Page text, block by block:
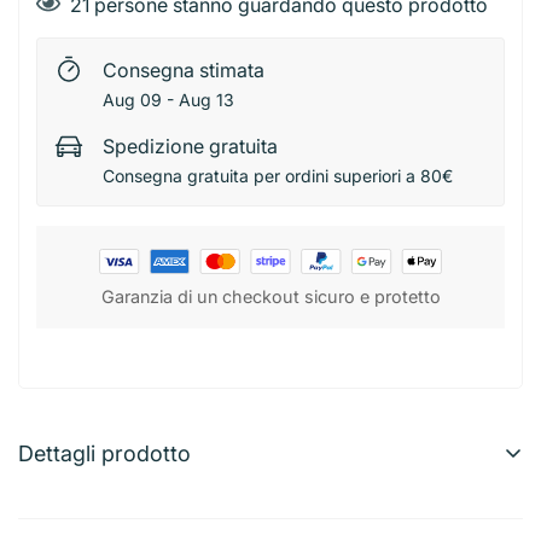
Consegna stimata
Aug 09 - Aug 13
Spedizione gratuita
Consegna gratuita per ordini superiori a 80€
Garanzia di un checkout sicuro e protetto
Dettagli prodotto